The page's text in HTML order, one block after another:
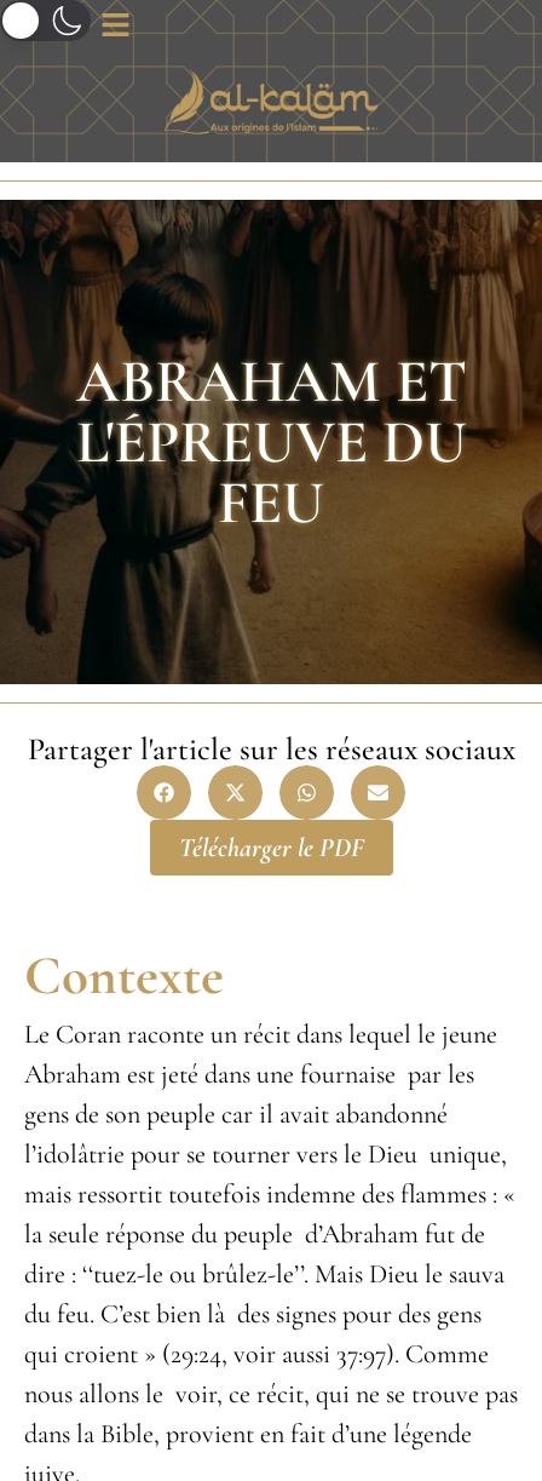
ABRAHAM ET
L'ÉPREUVE DU
FEU
Partager l'article sur les réseaux sociaux
Télécharger le PDF
Contexte
Le Coran raconte un récit dans lequel le jeune
Abraham est jeté dans une fournaise par les
gens de son peuple car il avait abandonné
l’idolâtrie pour se tourner vers le Dieu unique,
mais ressortit toutefois indemne des flammes : «
la seule réponse du peuple d’Abraham fut de
dire : ‘‘tuez-le ou brûlez-le’’. Mais Dieu le sauva
du feu. C’est bien là des signes pour des gens
qui croient » (29:24, voir aussi 37:97). Comme
nous allons le voir, ce récit, qui ne se trouve pas
dans la Bible, provient en fait d’une légende
juive.